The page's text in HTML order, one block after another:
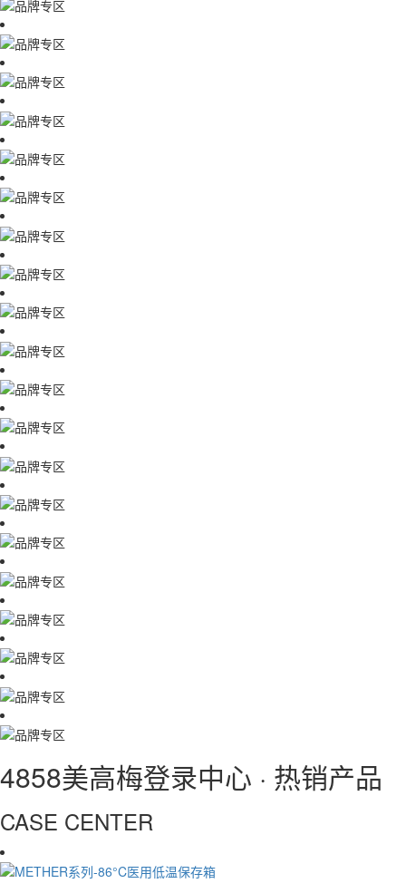
4858美高梅登录中心 · 热销产品
CASE CENTER